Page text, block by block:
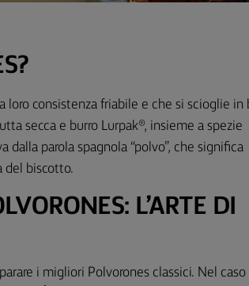
loro consistenza friabile e che si scioglie in
secca e burro Lurpak®, insieme a spezie
dalla parola spagnola “polvo”, che significa
del biscotto.
L’ARTE DI
i migliori Polvorones classici. Nel caso